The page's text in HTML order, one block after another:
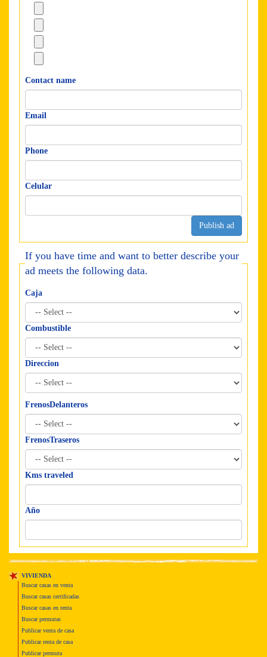
Contact name
Email
Phone
Celular
If you have time and want to better describe your
ad meets the following data.
Caja
Combustible
Direccion
FrenosDelanteros
FrenosTraseros
Kms traveled
Año
VIVIENDA
Buscar casas en venta
Buscar casas certificadas
Buscar casas en renta
Buscar permutas
Publicar venta de casa
Publicar renta de casa
Publicar permuta